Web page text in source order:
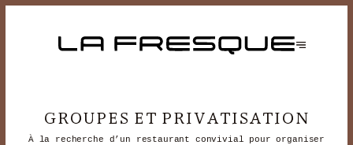
GROUPES ET PRIVATISATION
À la recherche d’un restaurant convivial pour organiser